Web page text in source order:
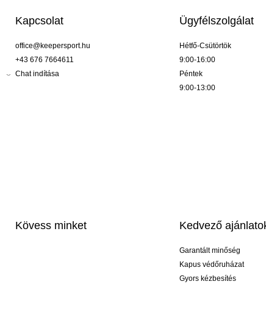
Kapcsolat
office@keepersport.hu
+43 676 7664611
Chat indítása
Ügyfélszolgálat
Hétfő-Csütörtök
9:00-16:00
Péntek
9:00-13:00
Kövess minket Kedvező
Garantált minőség
Kapus védőruházat
Gyors kézbesítés